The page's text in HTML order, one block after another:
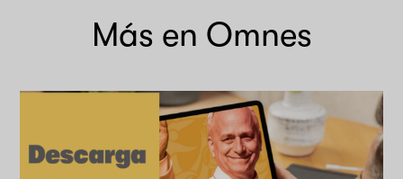
Más en Omnes